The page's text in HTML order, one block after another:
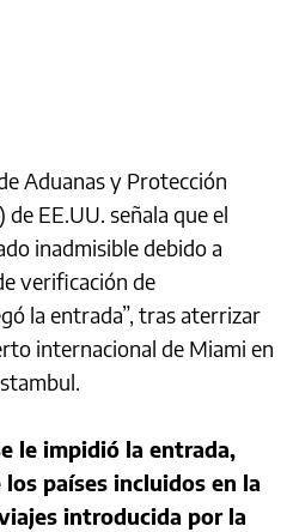
Aduanas y Protección
EE.UU. señala que el
inadmisible debido a
verificación de
la entrada”, tras aterrizar
internacional de Miami en
le impidió la entrada,
países incluidos en la
introducida por la